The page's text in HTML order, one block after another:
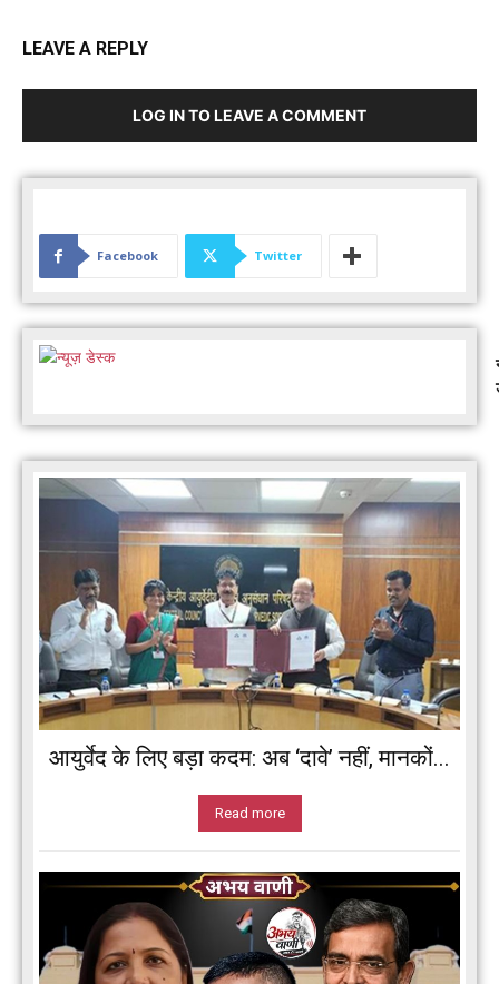
LEAVE A REPLY
LOG IN TO LEAVE A COMMENT
Facebook Twitter
आयुर्वेद के लिए बड़ा कदम: अब ‘दावे’ नहीं, मानकों...
Read more